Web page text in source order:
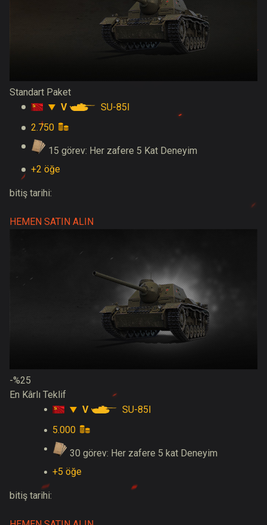
Standart Paket
V
SU-85I
2.750
15 görev: Her zafere 5 Kat Deneyim
+2 öğe
bitiş tarihi:
HEMEN SATIN ALIN
-%25
En Kârlı Teklif
V
SU-85I
5.000
30 görev: Her zafere 5 kat Deneyim
+5 öğe
bitiş tarihi: